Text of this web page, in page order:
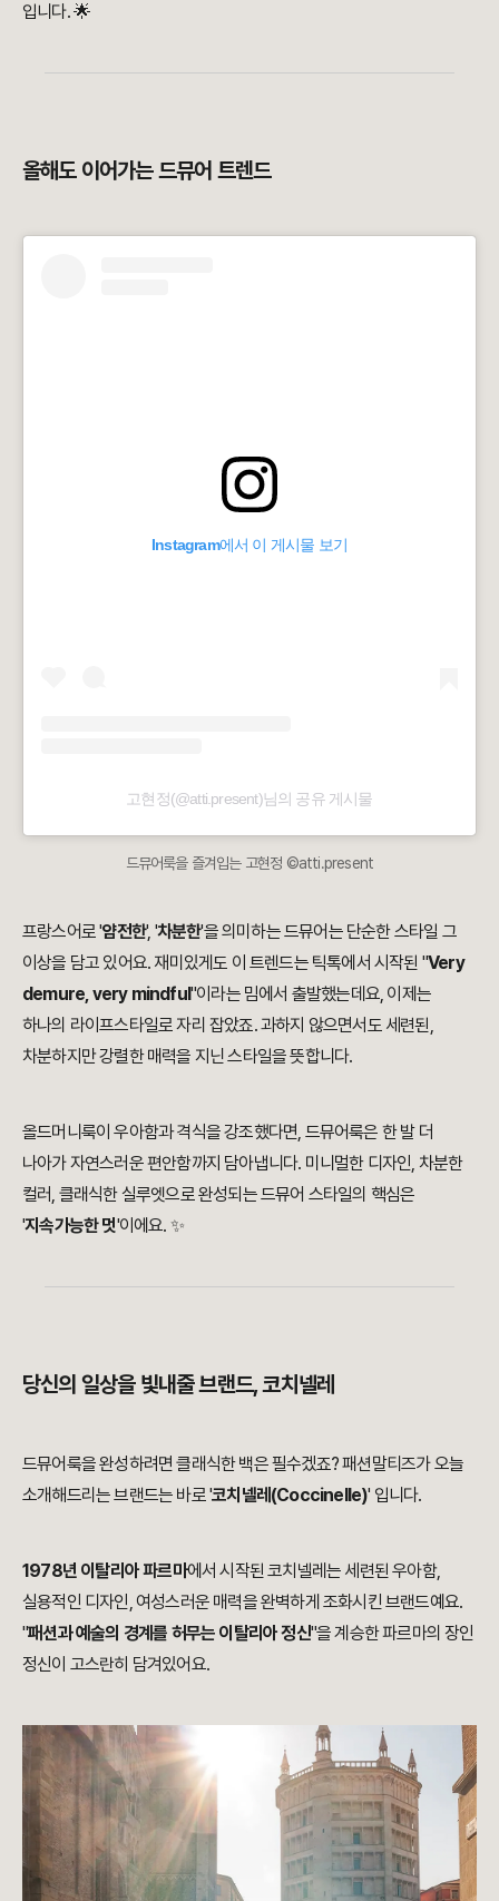
입니다. 🌟
올해도 이어가는 드뮤어 트렌드
Instagram에서 이 게시물 보기
고현정(@atti.present)님의 공유 게시물
드뮤어룩을 즐겨입는 고현정 ©atti.present
프랑스어로 '얌전한', '차분한'을 의미하는 드뮤어는 단순한 스타일 그
이상을 담고 있어요. 재미있게도 이 트렌드는 틱톡에서 시작된 "Very
demure, very mindful"이라는 밈에서 출발했는데요, 이제는
하나의 라이프스타일로 자리 잡았죠. 과하지 않으면서도 세련된,
차분하지만 강렬한 매력을 지닌 스타일을 뜻합니다.
올드머니룩이 우아함과 격식을 강조했다면, 드뮤어룩은 한 발 더
나아가 자연스러운 편안함까지 담아냅니다. 미니멀한 디자인, 차분한
컬러, 클래식한 실루엣으로 완성되는 드뮤어 스타일의 핵심은
'지속가능한 멋'이에요. ✨
당신의 일상을 빛내줄 브랜드, 코치넬레
드뮤어룩을 완성하려면 클래식한 백은 필수겠죠? 패션말티즈가 오늘
소개해드리는 브랜드는 바로 '코치넬레(Coccinelle)' 입니다.
1978년 이탈리아 파르마에서 시작된 코치넬레는 세련된 우아함,
실용적인 디자인, 여성스러운 매력을 완벽하게 조화시킨 브랜드예요.
"패션과 예술의 경계를 허무는 이탈리아 정신"을 계승한 파르마의 장인
정신이 고스란히 담겨있어요.